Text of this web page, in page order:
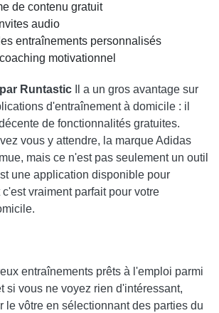
de contenu gratuit
audio
entraînements personnalisés
motivationnel
Runtastic Il a un gros avantage sur
d'entraînement à domicile : il
de fonctionnalités gratuites.
vous y attendre, la marque Adidas
mais ce n'est pas seulement un outil
une application disponible pour
vraiment parfait pour votre
entraînements prêts à l'emploi parmi
si vous ne voyez rien d'intéressant,
le vôtre en sélectionnant des parties du